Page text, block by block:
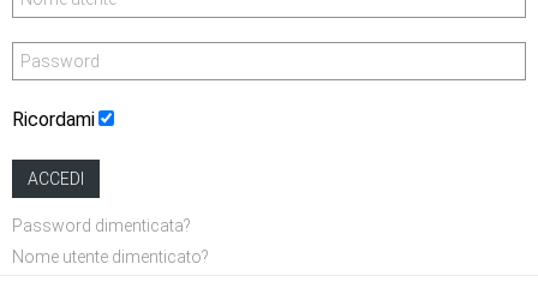
Ricordami
ACCEDI
Password dimenticata?
Nome utente dimenticato?